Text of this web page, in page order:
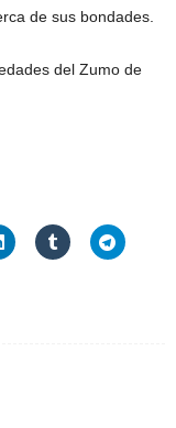
de sus bondades.